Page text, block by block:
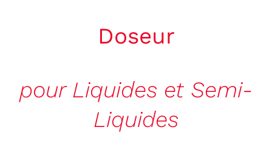
CONTACT
Doseur
pour Liquides et Semi-
Liquides